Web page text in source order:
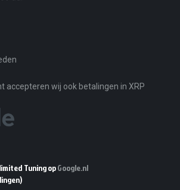
geeft extra inzicht in het
ook getuned worden?
rijdt. De bak sluit dan beter
of sportiever rijden?
software op maat schrijven,
accepteren wij ook betalingen in XRP
Tuning opGoogle.nl